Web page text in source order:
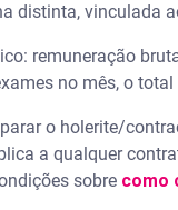
distinta, vinculada
remuneração
no mês, o
o holerite/
a qualquer
sobre como